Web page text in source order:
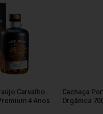
Carvalho
4 Anos
Cachaça
Orgânica